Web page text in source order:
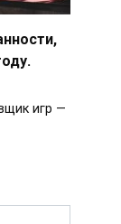
игр —